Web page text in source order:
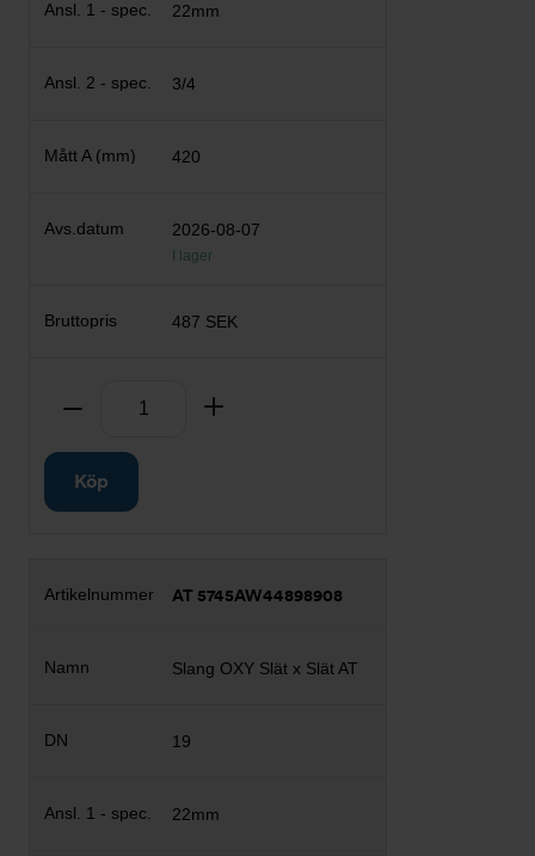
22mm
3/4
420
2026-08-07
I lager
487 SEK
Ta bort
Köp
AT 5745AW44898908
Slang OXY Slät x Slät AT
19
22mm